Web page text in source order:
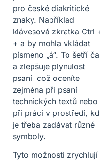
pro české diakritické
znaky. Například
klávesová zkratka Ctrl
+ a by mohla vkládat
písmeno „á“. To šetří
a zlepšuje plynulost
psaní, což oceníte
zejména při psaní
technických textů nebo
při práci v prostředí,
je třeba zadávat různé
symboly.
Tyto možnosti zrychlují